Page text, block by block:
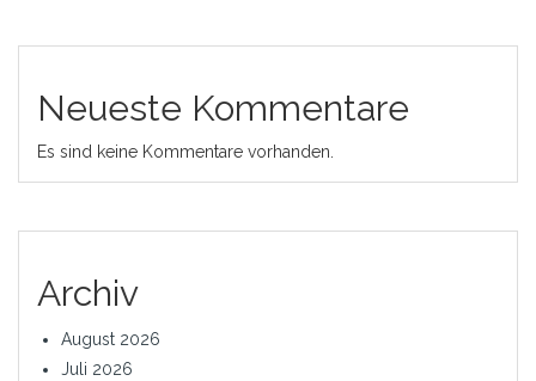
Neueste Kommentare
Es sind keine Kommentare vorhanden.
Archiv
August 2026
Juli 2026